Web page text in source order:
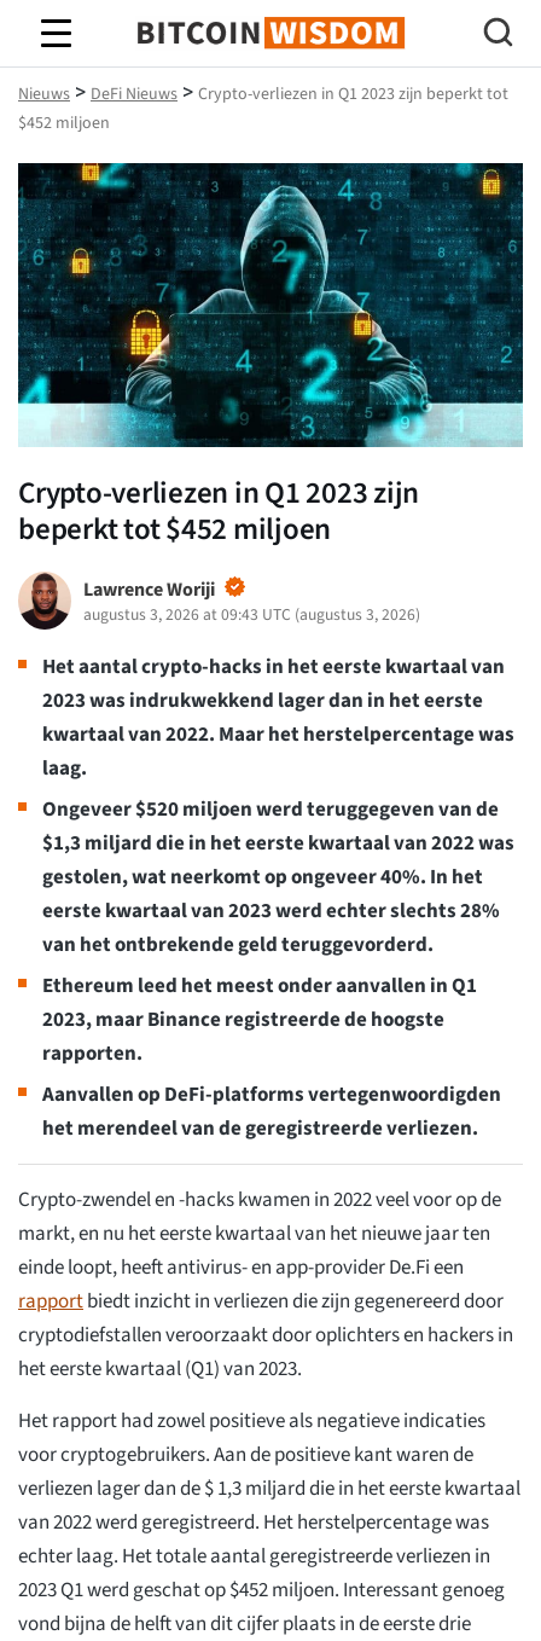
Bitcoin-wijsheid
Nieuws > DeFi Nieuws > Crypto-verliezen in Q1 2023 zijn beperkt tot
$452 miljoen
Crypto-verliezen in Q1 2023 zijn
beperkt tot $452 miljoen
Lawrence Woriji
augustus 3, 2026 at 09:43 UTC (augustus 3, 2026)
Het aantal crypto-hacks in het eerste kwartaal van
2023 was indrukwekkend lager dan in het eerste
kwartaal van 2022. Maar het herstelpercentage was
laag.
Ongeveer $520 miljoen werd teruggegeven van de
$1,3 miljard die in het eerste kwartaal van 2022 was
gestolen, wat neerkomt op ongeveer 40%. In het
eerste kwartaal van 2023 werd echter slechts 28%
van het ontbrekende geld teruggevorderd.
Ethereum leed het meest onder aanvallen in Q1
2023, maar Binance registreerde de hoogste
rapporten.
Aanvallen op DeFi-platforms vertegenwoordigden
het merendeel van de geregistreerde verliezen.
Crypto-zwendel en -hacks kwamen in 2022 veel voor op de
markt, en nu het eerste kwartaal van het nieuwe jaar ten
einde loopt, heeft antivirus- en app-provider De.Fi een
rapportbiedt inzicht in verliezen die zijn gegenereerd door
cryptodiefstallen veroorzaakt door oplichters en hackers in
het eerste kwartaal (Q1) van 2023.
Het rapport had zowel positieve als negatieve indicaties
voor cryptogebruikers. Aan de positieve kant waren de
verliezen lager dan de $ 1,3 miljard die in het eerste kwartaal
van 2022 werd geregistreerd. Het herstelpercentage was
echter laag. Het totale aantal geregistreerde verliezen in
2023 Q1 werd geschat op $452 miljoen. Interessant genoeg
vond bijna de helft van dit cijfer plaats in de eerste drie